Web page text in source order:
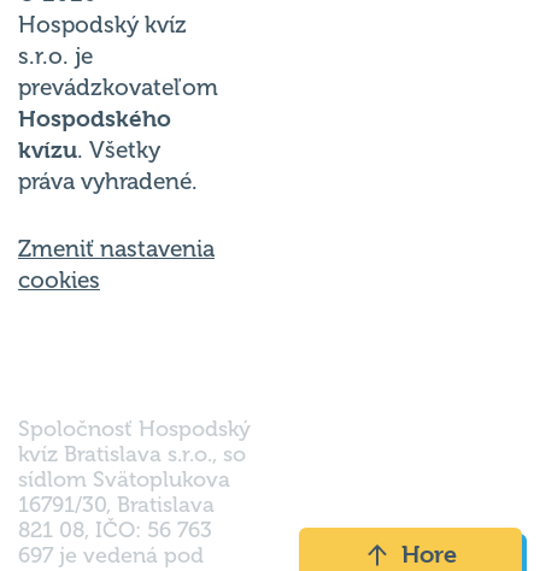
Hospodský kvíz
s.r.o. je
prevádzkovateľom
Hospodského
kvízu. Všetky
práva vyhradené.
Zmeniť nastavenia
cookies
Spoločnosť Hospodský
kvíz Bratislava s.r.o., so
sídlom Svätoplukova
16791/30, Bratislava
821 08, IČO: 56 763
697 je vedená pod
Hore